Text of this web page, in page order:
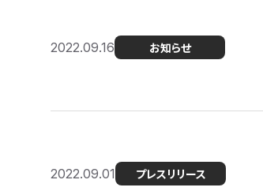
2022.09.16 お知らせ
2022.09.01 プレスリリース